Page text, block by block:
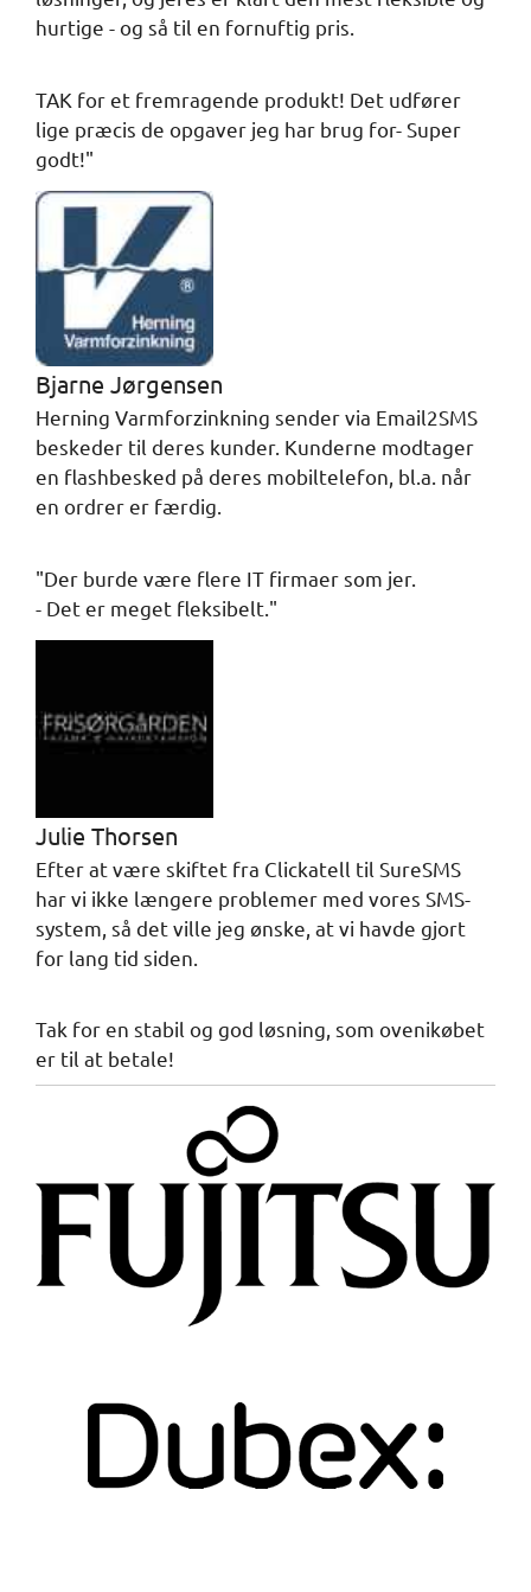
hurtige - og så til en fornuftig pris.
TAK for et fremragende produkt! Det udfører
lige præcis de opgaver jeg har brug for- Super
godt!"
Bjarne Jørgensen
Herning Varmforzinkning sender via Email2SMS
beskeder til deres kunder. Kunderne modtager
en flashbesked på deres mobiltelefon, bl.a. når
en ordrer er færdig.
"Der burde være flere IT firmaer som jer.
- Det er meget fleksibelt."
Julie Thorsen
Efter at være skiftet fra Clickatell til SureSMS
har vi ikke længere problemer med vores SMS-
system, så det ville jeg ønske, at vi havde gjort
for lang tid siden.
Tak for en stabil og god løsning, som ovenikøbet
er til at betale!